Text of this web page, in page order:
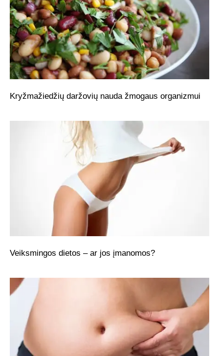
Kryžmažiedžių daržovių nauda žmogaus organizmui
Veiksmingos dietos – ar jos įmanomos?